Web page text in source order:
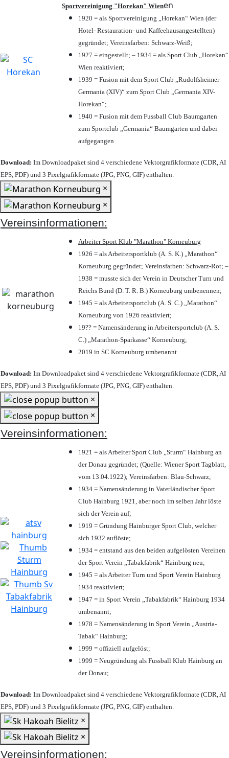
Sportvereinigung "Horekan" Wienen
1920 = als Sportvereinigung „Horekan“ Wien (der
Hotel- Restauration- und Kaffeehausangestellten)
gegründet; Vereinsfarben: Schwarz-Weiß;
1927 = eingestellt; – 1934 = als Sport Club „Horekan“
Wien reaktiviert;
1939 = Fusion mit dem Sport Club „Rudolfsheimer
Germania (XIV)“ zum Sport Club „Germania XIV-
Horekan“;
1940 = Fusion mit dem Fussball Club Baumgarten
zum Sportclub „Germania“ Baumgarten und dabei
aufgegangen
Download: Im Downloadpaket sind 4 verschiedene Vektorgrafikformate (CDR, AI
EPS, PDF) und 3 Pixelgrafikformate (JPG, PNG, GIF) enthalten.
×
×
Vereinsinformationen:
Arbeiter Sport Klub "Marathon" Korneuburg
1926 = als Arbeitersportklub (A. S. K.) „Marathon“
Korneuburg gegründet; Vereinsfarben: Schwarz-Rot; –
1938 = musste sich der Verein in Deutscher Turn und
Reichs Bund (D. T. R. B.) Korneuburg umbenennen;
1945 = als Arbeitersportclub (A. S. C.) „Marathon“
Korneuburg von 1926 reaktiviert;
19?? = Namensänderung in Arbeitersportclub (A. S.
C.) „Marathon-Sparkasse“ Korneuburg;
2019 in SC Korneuburg umbenannt
Download: Im Downloadpaket sind 4 verschiedene Vektorgrafikformate (CDR, AI
EPS, PDF) und 3 Pixelgrafikformate (JPG, PNG, GIF) enthalten.
×
×
Vereinsinformationen:
1921 = als Arbeiter Sport Club „Sturm“ Hainburg an
der Donau gegründet; (Quelle: Wiener Sport Tagblatt,
vom 13.04.1922); Vereinsfarben: Blau-Schwarz;
1934 = Namensänderung in Vaterländischer Sport
Club Hainburg 1921, aber noch im selben Jahr löste
sich der Verein auf;
1919 = Gründung Hainburger Sport Club, welcher
sich 1932 auflöste;
1934 = entstand aus den beiden aufgelösten Vereinen
der Sport Verein „Tabakfabrik“ Hainburg neu;
1945 = als Arbeiter Turn und Sport Verein Hainburg
1934 reaktiviert;
1947 = in Sport Verein „Tabakfabrik“ Hainburg 1934
umbenannt;
1978 = Namensänderung in Sport Verein „Austria-
Tabak“ Hainburg;
1999 = offiziell aufgelöst;
1999 = Neugründung als Fussball Klub Hainburg an
der Donau;
Download: Im Downloadpaket sind 4 verschiedene Vektorgrafikformate (CDR, AI
EPS, PDF) und 3 Pixelgrafikformate (JPG, PNG, GIF) enthalten.
×
×
Vereinsinformationen: